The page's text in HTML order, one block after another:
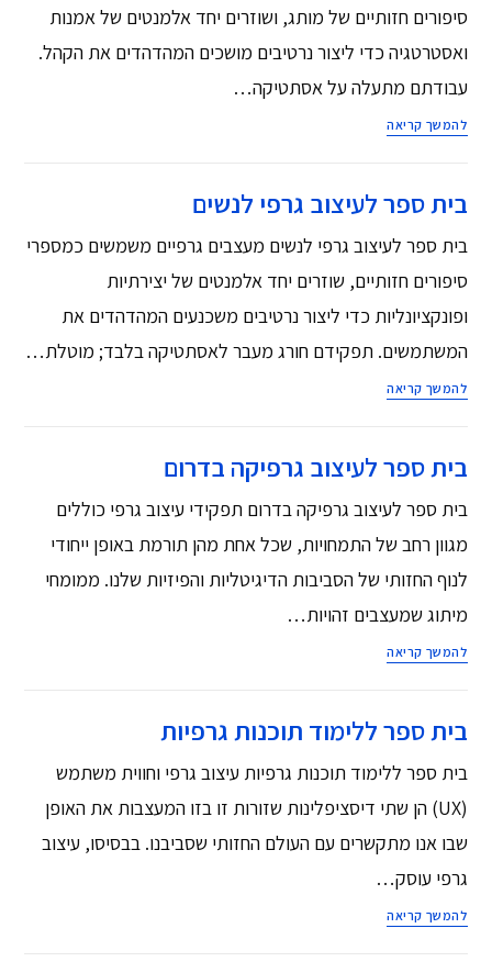
סיפורים חזותיים של מותג, ושוזרים יחד אלמנטים של אמנות
ואסטרטגיה כדי ליצור נרטיבים מושכים המהדהדים את הקהל.
עבודתם מתעלה על אסתטיקה…
להמשך קריאה
בית ספר לעיצוב גרפי לנשים
בית ספר לעיצוב גרפי לנשים מעצבים גרפיים משמשים כמספרי
סיפורים חזותיים, שוזרים יחד אלמנטים של יצירתיות
ופונקציונליות כדי ליצור נרטיבים משכנעים המהדהדים את
המשתמשים. תפקידם חורג מעבר לאסתטיקה בלבד; מוטלת…
להמשך קריאה
בית ספר לעיצוב גרפיקה בדרום
בית ספר לעיצוב גרפיקה בדרום תפקידי עיצוב גרפי כוללים
מגוון רחב של התמחויות, שכל אחת מהן תורמת באופן ייחודי
לנוף החזותי של הסביבות הדיגיטליות והפיזיות שלנו. ממומחי
מיתוג שמעצבים זהויות…
להמשך קריאה
בית ספר ללימוד תוכנות גרפיות
בית ספר ללימוד תוכנות גרפיות עיצוב גרפי וחווית משתמש
(UX) הן שתי דיסציפלינות שזורות זו בזו המעצבות את האופן
שבו אנו מתקשרים עם העולם החזותי שסביבנו. בבסיסו, עיצוב
גרפי עוסק…
להמשך קריאה